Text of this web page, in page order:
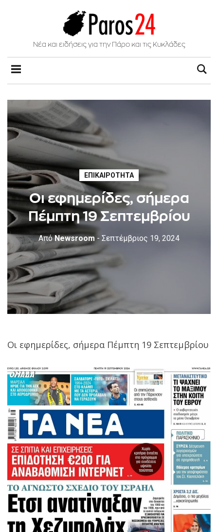
Νέα και ειδήσεις για την Πάρο και τις Κυκλάδες
ΕΠΙΚΑΙΡΌΤΗΤΑ
Οι εφημερίδες, σήμερα
Πέμπτη 19 Σεπτεμβρίου
ΑπόNewsroom - Σεπτέμβριος 19, 2024
Οι εφημερίδες, σήμερα Πέμπτη 19 Σεπτεμβρίου